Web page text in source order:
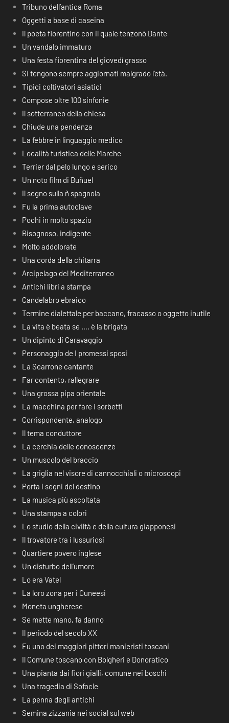
Tribuno dell’antica Roma
Oggetti a base di caseina
Il poeta fiorentino con il quale tenzonò Dante
Un vandalo immaturo
Una festa fiorentina del giovedì grasso
Si tengono sempre aggiornati malgrado l’età.
Tipici coltivatori asiatici
Compose oltre 100 sinfonie
Il sotterraneo della chiesa
Chiude una pendenza
La febbre in linguaggio medico
Località turistica delle Marche
Terrier dal pelo lungo e serico
Un noto film di Buñuel
Il segno sulla ñ spagnola
Fu la prima autoclave
Pochi in molto spazio
Bisognoso, indigente
Molto addolorate
Una corda della chitarra
Arcipelago del Mediterraneo
Antichi libri a stampa
Candelabro ebraico
Termine dialettale per baccano, fracasso o oggetto inutile
La vita è beata se …. è la brigata
Un dipinto di Caravaggio
Personaggio de I promessi sposi
La Scarrone cantante
Far contento, rallegrare
Una grossa pipa orientale
La macchina per fare i sorbetti
Corrispondente, analogo
Il tema conduttore
La cerchia delle conoscenze
Un muscolo del braccio
La griglia nel visore di cannocchiali o microscopi
Porta i segni del destino
La musica più ascoltata
Una stampa a colori
Lo studio della civiltà e della cultura giapponesi
Il trovatore tra i lussuriosi
Quartiere povero inglese
Un disturbo dell’umore
Lo era Vatel
La loro zona per i Cuneesi
Moneta ungherese
Se mette mano, fa danno
Il periodo del secolo XX
Fu uno dei maggiori pittori manieristi toscani
Il Comune toscano con Bolgheri e Donoratico
Una pianta dai fiori gialli, comune nei boschi
Una tragedia di Sofocle
La penna degli antichi
Semina zizzania nei social sul web